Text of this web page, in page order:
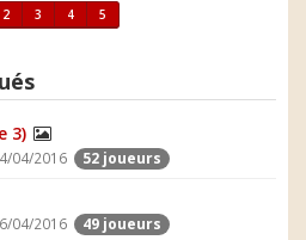
2 3 4 5
3)
04/2016 52 joueurs
04/2016 49 joueurs